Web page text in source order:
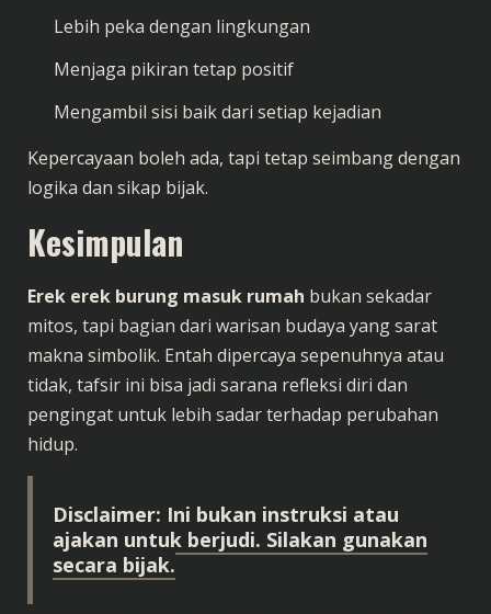
Lebih peka dengan lingkungan
Menjaga pikiran tetap positif
Mengambil sisi baik dari setiap kejadian
Kepercayaan boleh ada, tapi tetap seimbang dengan
logika dan sikap bijak.
Kesimpulan
Erek erek burung masuk rumah bukan sekadar
mitos, tapi bagian dari warisan budaya yang sarat
makna simbolik. Entah dipercaya sepenuhnya atau
tidak, tafsir ini bisa jadi sarana refleksi diri dan
pengingat untuk lebih sadar terhadap perubahan
hidup.
Disclaimer: Ini bukan instruksi atau
ajakan untuk berjudi. Silakan gunakan
secara bijak.